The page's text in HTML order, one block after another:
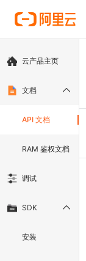
云产品主页
文档
API 文档
RAM 鉴权文档
调试
SDK
安装